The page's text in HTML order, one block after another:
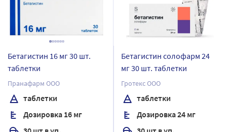
Бетагистин 16 мг 30 шт.
таблетки
Пранафарм ООО
таблетки
Дозировка 16 мг
Бетагистин солофарм 24
мг 30 шт. таблетки
Гротекс ООО
таблетки
Дозировка 24 мг